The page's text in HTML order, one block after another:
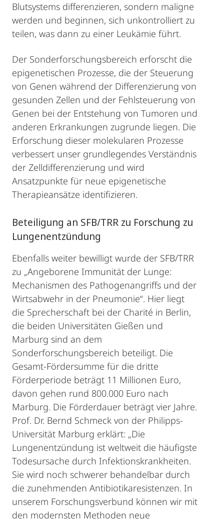
Blutsystems differenzieren, sondern maligne
werden und beginnen, sich unkontrolliert zu
teilen, was dann zu einer Leukämie führt.
Der Sonderforschungsbereich erforscht die
epigenetischen Prozesse, die der Steuerung
von Genen während der Differenzierung von
gesunden Zellen und der Fehlsteuerung von
Genen bei der Entstehung von Tumoren und
anderen Erkrankungen zugrunde liegen. Die
Erforschung dieser molekularen Prozesse
verbessert unser grundlegendes Verständnis
der Zelldifferenzierung und wird
Ansatzpunkte für neue epigenetische
Therapieansätze identifizieren.
Beteiligung an SFB/TRR zu Forschung zu
Lungenentzündung
Ebenfalls weiter bewilligt wurde der SFB/TRR
zu „Angeborene Immunität der Lunge:
Mechanismen des Pathogenangriffs und der
Wirtsabwehr in der Pneumonie“. Hier liegt
die Sprecherschaft bei der Charité in Berlin,
die beiden Universitäten Gießen und
Marburg sind an dem
Sonderforschungsbereich beteiligt. Die
Gesamt-Fördersumme für die dritte
Förderperiode beträgt 11 Millionen Euro,
davon gehen rund 800.000 Euro nach
Marburg. Die Förderdauer beträgt vier Jahre.
Prof. Dr. Bernd Schmeck von der Philipps-
Universität Marburg erklärt: „Die
Lungenentzündung ist weltweit die häufigste
Todesursache durch Infektionskrankheiten.
Sie wird noch schwerer behandelbar durch
die zunehmenden Antibiotikaresistenzen. In
unserem Forschungsverbund können wir mit
den modernsten Methoden neue